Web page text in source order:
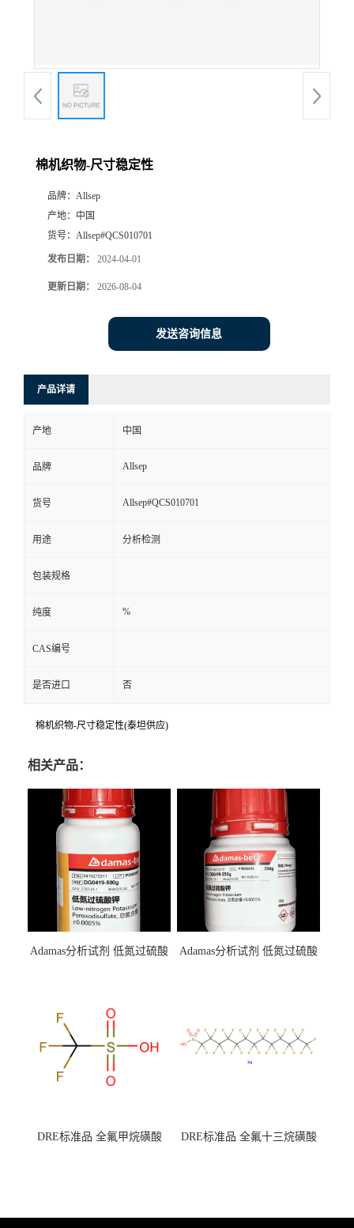
棉机织物-尺寸稳定性
品牌： Allsep
产地： 中国
货号： Allsep#QCS010701
发布日期： 2024-04-01
更新日期： 2026-08-04
发送咨询信息
产品详请
产地 中国
品牌 Allsep
货号 Allsep#QCS010701
用途 分析检测
包装规格
纯度 %
CAS编号
是否进口 否
棉机织物-尺寸稳定性(泰坦供应)
相关产品：
Adamas分析试剂 低氮过硫酸
（泰坦现货供应）
Adamas分析试剂 低氮过硫酸
DRE标准品 全氟甲烷磺酸
DRE标准品 全氟十三烷磺酸